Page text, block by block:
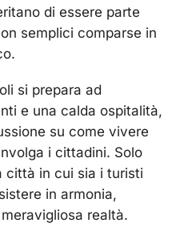
di essere parte
semplici comparse in
si prepara ad
e una calda ospitalità,
su come vivere
i cittadini. Solo
città in cui sia i turisti
in armonia,
realtà.